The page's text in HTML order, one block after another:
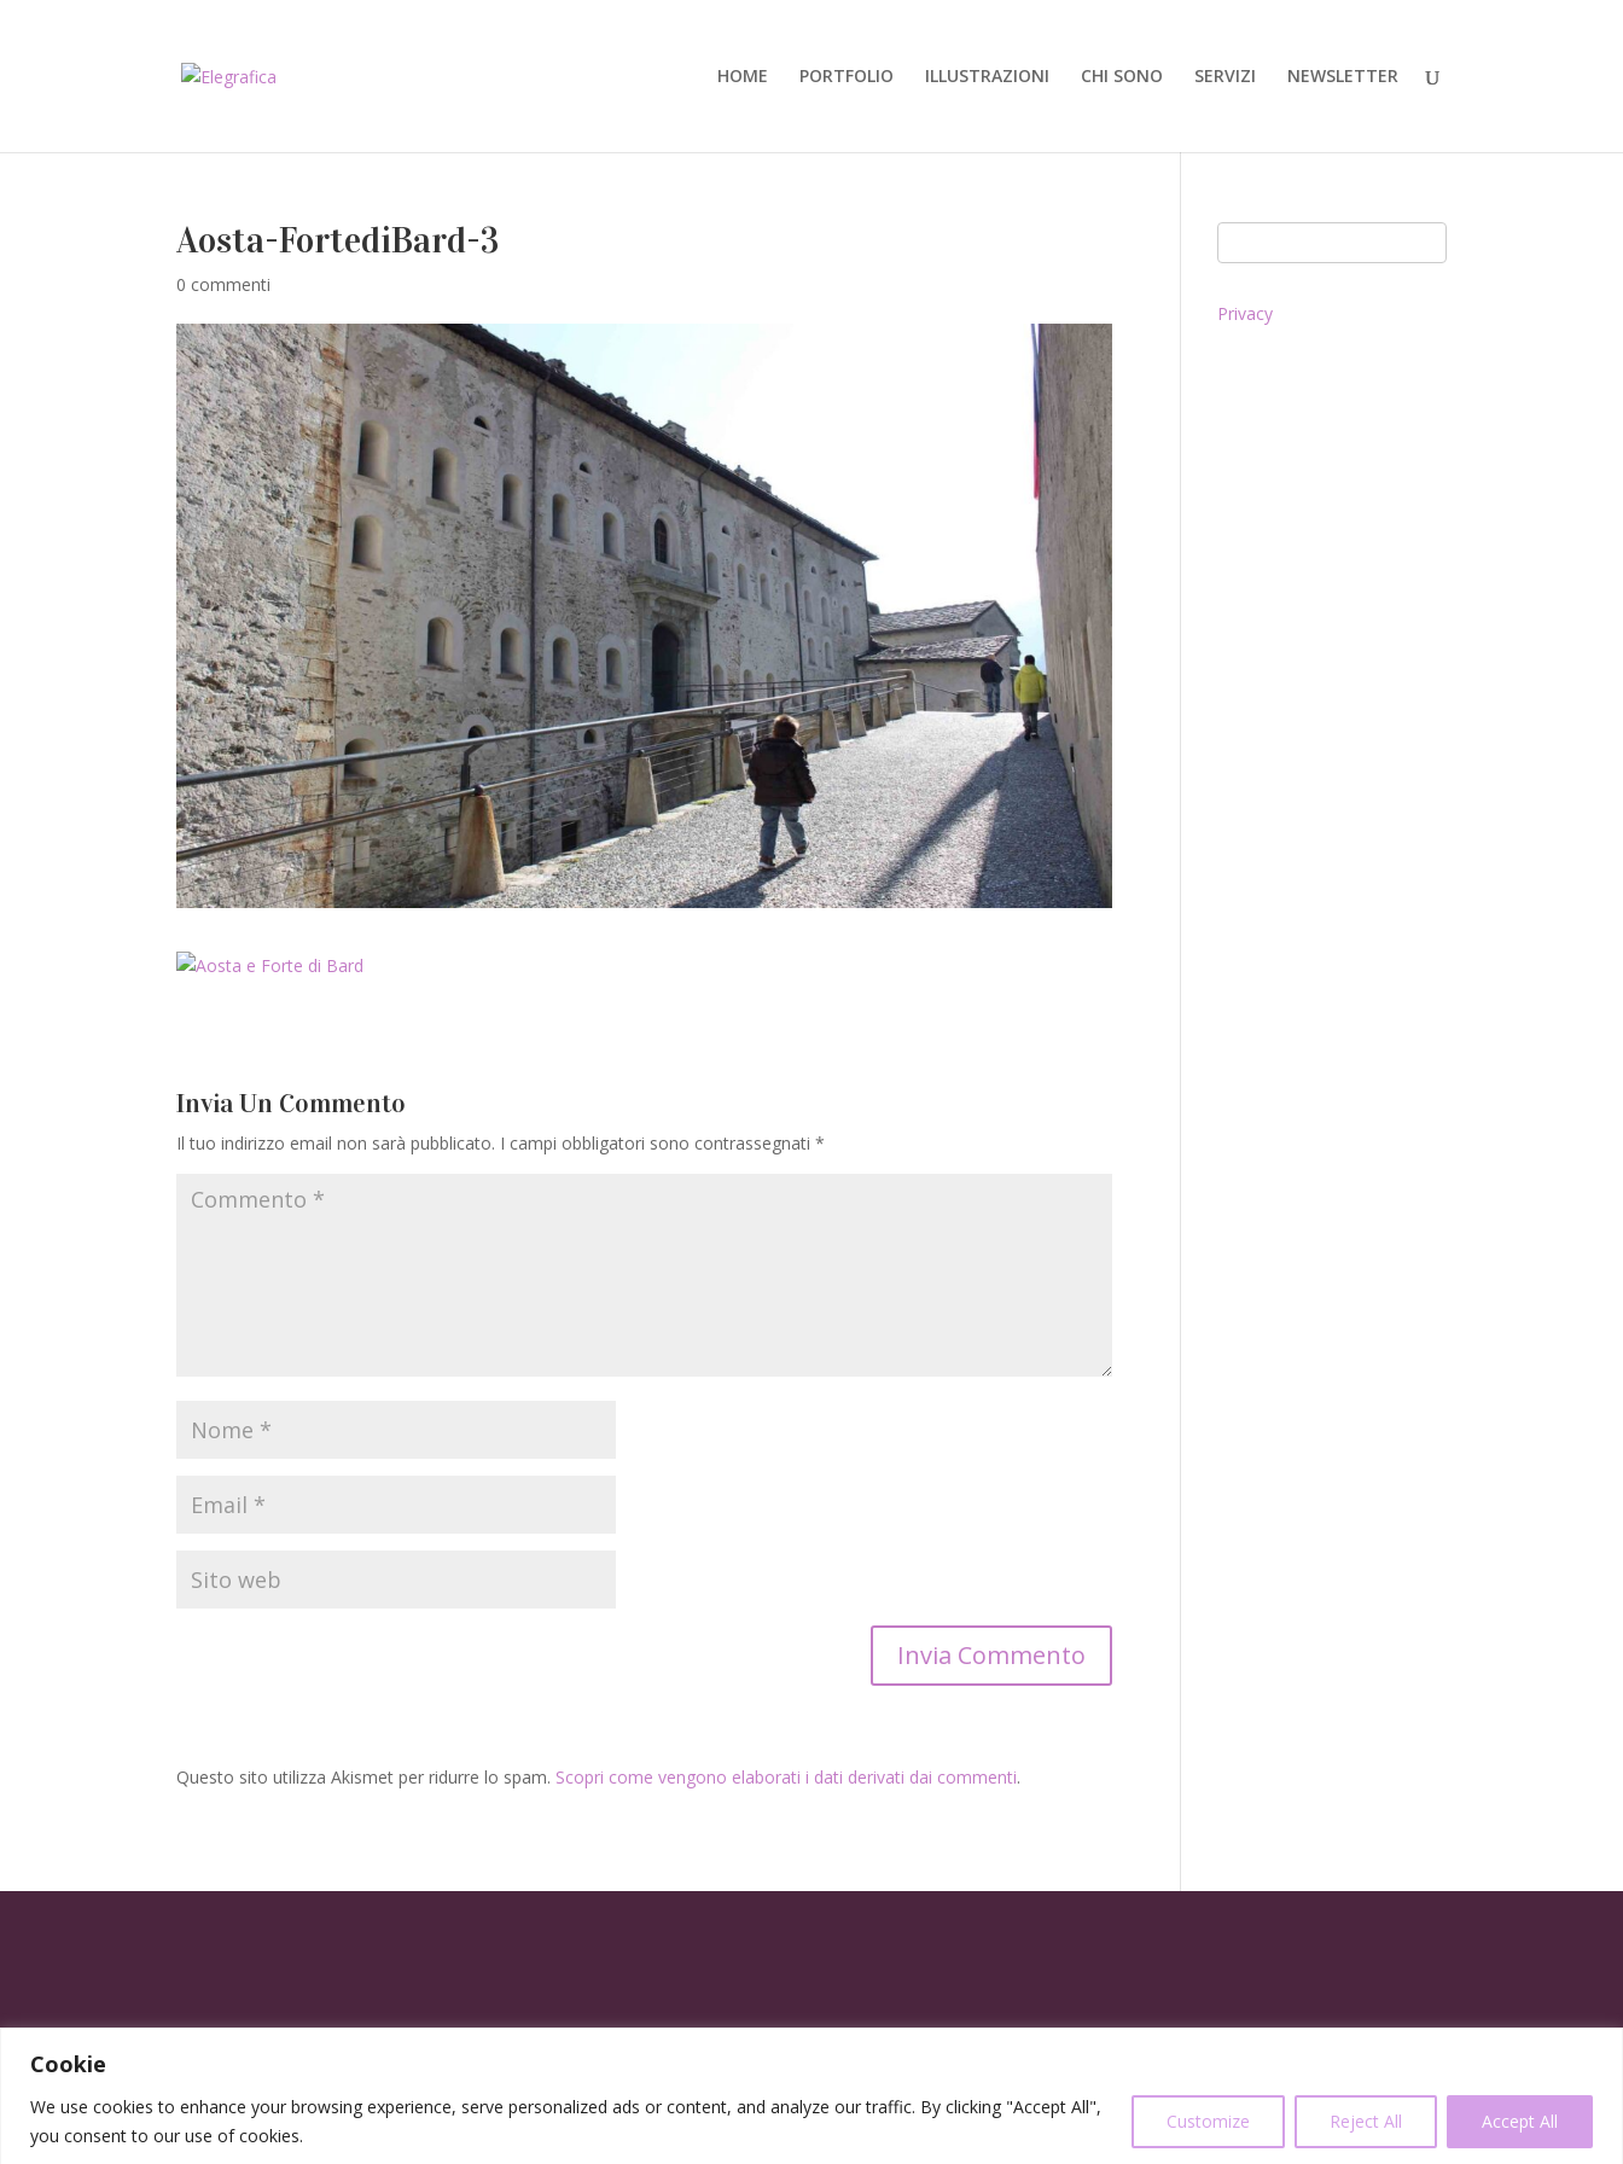
Cookie
We use cookies to enhance your browsing experience, serve personalized ads or content, and analyze our traffic. By clicking "Accept All",
you consent to our use of cookies.
Customize Reject All Accept All
HOME PORTFOLIO ILLUSTRAZIONI CHI SONO SERVIZI NEWSLETTER
Aosta-FortediBard-3
0 commenti
Invia Un Commento
Il tuo indirizzo email non sarà pubblicato. I campi obbligatori sono contrassegnati *
Questo sito utilizza Akismet per ridurre lo spam. Scopri come vengono elaborati i dati derivati dai commenti.
Privacy
Progettato da Elegrafica ©2025 - P.IVA 05552300963